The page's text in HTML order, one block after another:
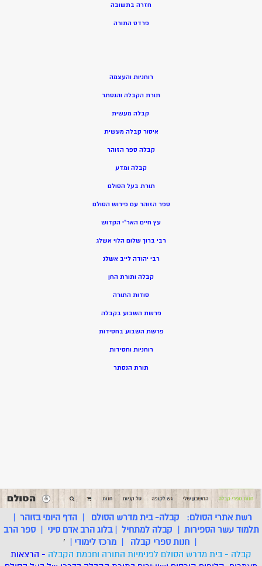
חזרה בתשובה
פרדס התורה
רוחניות והעצמה
תורת הקבלה והנסתר
קבלה מעשית
איסור קבלה מעשית
קבלה ספר הזוהר
קבלה ומדע
תורת בעל הסולם
ספר הזוהר עם פירוש הסולם
עץ חיים האר”י הקדוש
רבי ברוך שלום הלוי אשלג
רבי יהודה לייב אשלג
קבלה ותורת החן
סודות התורה
פרשת השבוע בקבלה
פרשת השבוע בחסידות
רוחניות וחסידות
תורת הנסתר
רשת אתרי הסולם: קבלה- בית מדרש הסולם |הדף היומי בזוהר |
תלמוד עשר הספירות | קבלה למתחיל |בלוג הרב אדם סיני |ספר הרב
| חנות ספרי קבלה | מרכז לימודי |
'
קבלה - בית מדרש הסולם לפנימיות התורה וחכמת הקבלה - הרצאות